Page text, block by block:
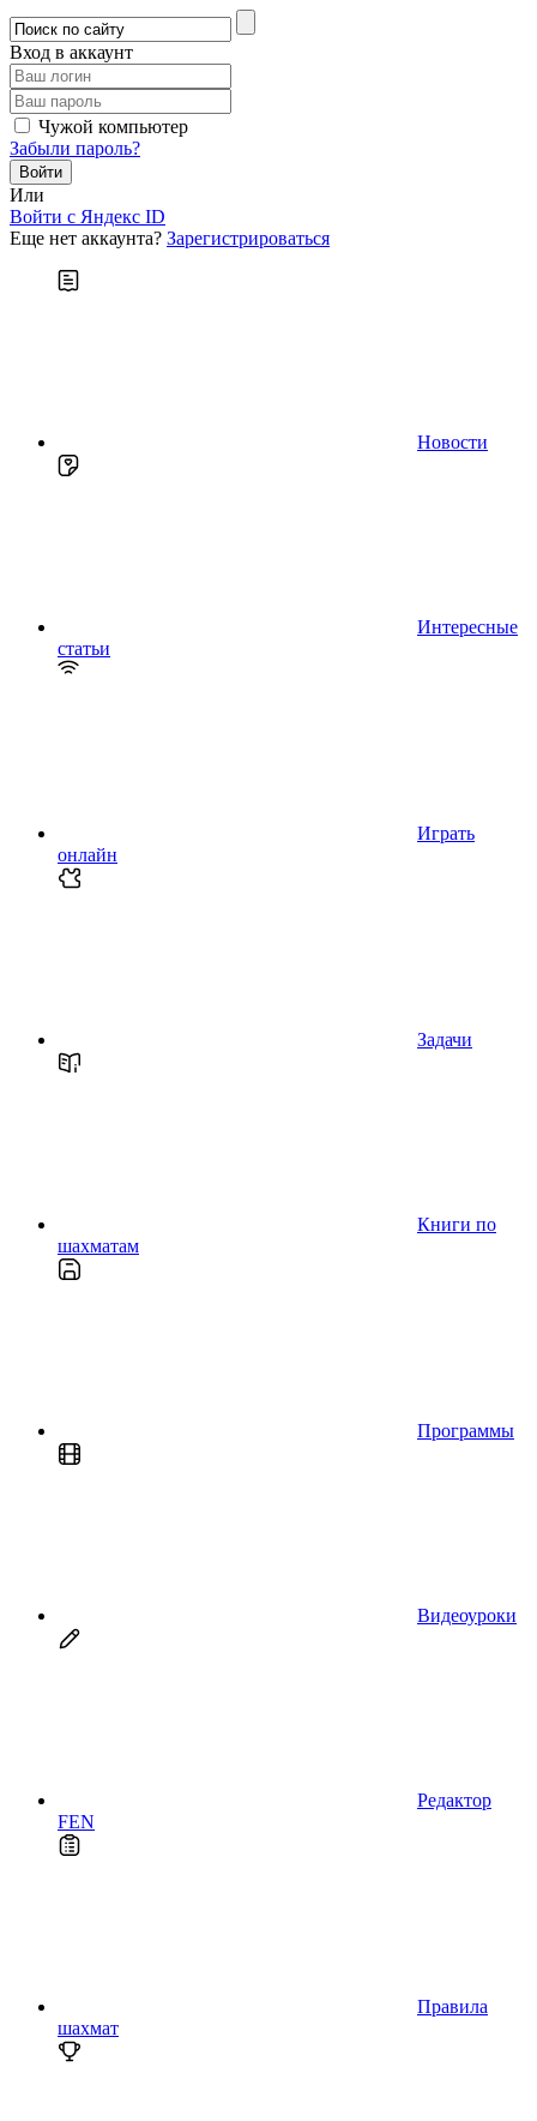
Вход в аккаунт
Чужой компьютер
Забыли пароль?
Или
Войти c Яндекс ID
Еще нет аккаунта? Зарегистрироваться
Новости
Интересные
статьи
Играть
онлайн
Задачи
Книги по
шахматам
Программы
Видеоуроки
Редактор
FEN
Правила
шахмат